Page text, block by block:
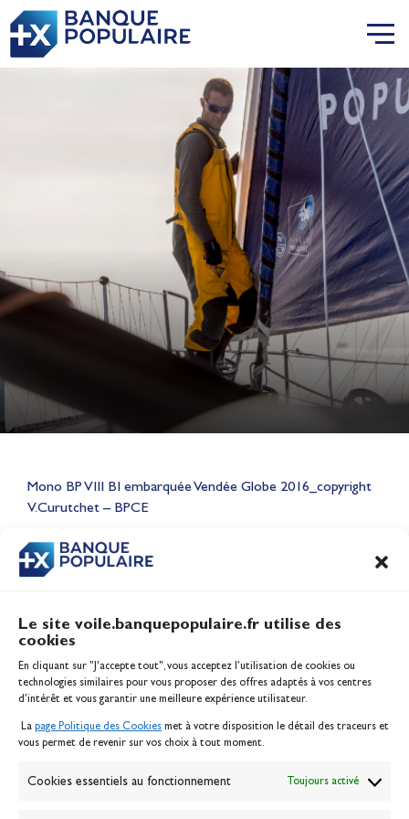
Le site voile.banquepopulaire.fr utilise des
cookies
En cliquant sur "J'accepte tout", vous acceptez l’utilisation de cookies ou
technologies similaires pour vous proposer des offres adaptés à vos centres
d’intérêt et vous garantir une meilleure expérience utilisateur.
La page Politique des Cookies met à votre disposition le détail des traceurs et
vous permet de revenir sur vos choix à tout moment.
Cookies essentiels au fonctionnement Toujours activé
Mono BP VIII BI embarquée Vendée Globe 2016_copyright
V.Curutchet – BPCE
CONTENU
Beach, sur le plan d'eau des
Jeux Olympiques 2028
Inscription serveur média
Contact
Politique des cookies
Banque de la voile